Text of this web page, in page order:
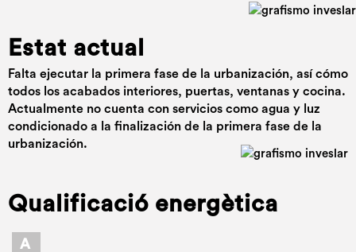
Estat actual
Falta ejecutar la primera fase de la urbanización, así cómo
todos los acabados interiores, puertas, ventanas y cocina.
Actualmente no cuenta con servicios como agua y luz
condicionado a la finalización de la primera fase de la
urbanización.
Qualificació energètica
A